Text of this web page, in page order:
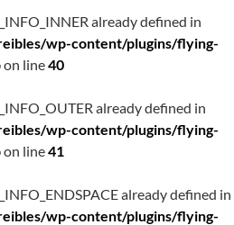
already defined in
wp-content/plugins/flying-
on line40
already defined in
wp-content/plugins/flying-
on line41
already defined in
wp-content/plugins/flying-